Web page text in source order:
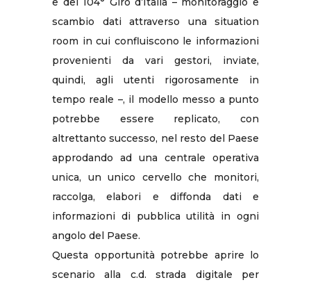
scambio dati attraverso una situation
room in cui confluiscono le informazioni
provenienti da vari gestori, inviate,
quindi, agli utenti rigorosamente in
tempo reale –, il modello messo a punto
potrebbe essere replicato, con
altrettanto successo, nel resto del Paese
approdando ad una centrale operativa
unica, un unico cervello che monitori,
raccolga, elabori e diffonda dati e
informazioni di pubblica utilità in ogni
angolo del Paese.
Questa opportunità potrebbe aprire lo
scenario alla c.d. strada digitale per